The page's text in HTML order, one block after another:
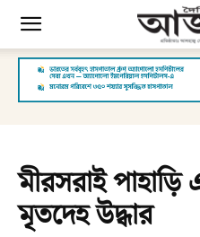
মীরসরাই পাহাড়ি
মৃতদেহ উদ্ধার